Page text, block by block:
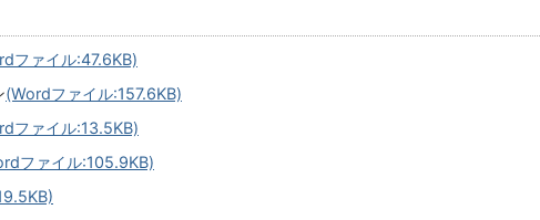
ファイル:47.6KB)
(Wordファイル:157.6KB)
ファイル:13.5KB)
ファイル:105.9KB)